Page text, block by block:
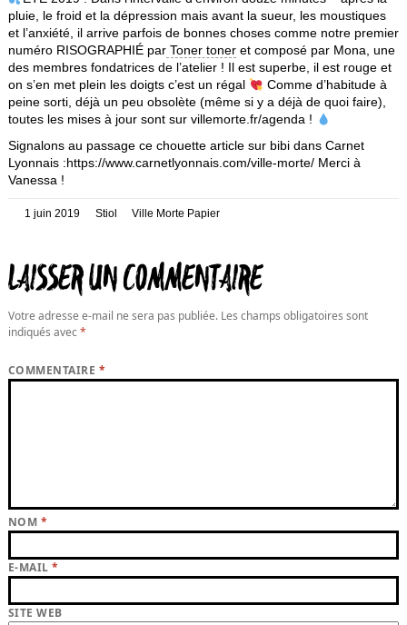
pluie, le froid et la dépression mais avant la sueur, les moustiques
et l’anxiété, il arrive parfois de bonnes choses comme notre premier
numéro RISOGRAPHIÉ parToner toneret composé par Mona, une
des membres fondatrices de l’atelier ! Il est superbe, il est rouge et
on s’en met plein les doigts c’est un régal
Comme d’habitude à
peine sorti, déjà un peu obsolète (même si y a déjà de quoi faire),
toutes les mises à jour sont sur villemorte.fr/agenda !
Signalons au passage ce chouette article sur bibi dans Carnet
Lyonnais :https://www.carnetlyonnais.com/ville-morte/ Merci à
Vanessa !
Posté
1 juin 2019 Auteur
Stiol Catégories
Ville Morte Papier
LAISSER UN COMMENTAIRE
Votre adresse e-mail ne sera pas publiée. Les champs obligatoires sont
indiqués avec*
COMMENTAIRE *
NOM *
E-MAIL*
SITE WEB